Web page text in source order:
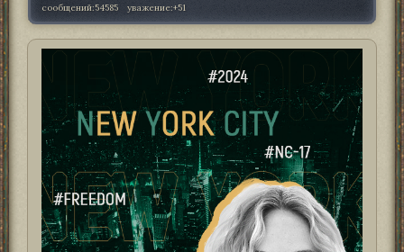
сообщений:54585 уважение:+51